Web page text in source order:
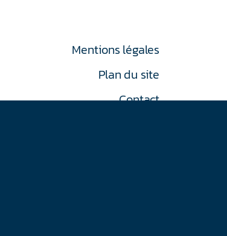
Mentions légales
Plan du site
Contact